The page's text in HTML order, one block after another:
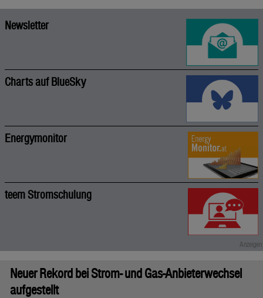
Newsletter
Charts auf BlueSky
Energymonitor
teem Stromschulung
Neuer Rekord bei Strom- und Gas-Anbieterwechsel
aufgestellt